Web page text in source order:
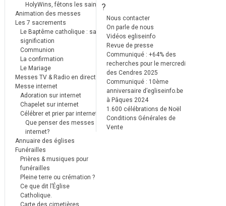
HolyWins, fêtons les saints !
Animation des messes
Les 7 sacrements
Le Baptême catholique : sa
signification
Communion
La confirmation
Le Mariage
Messes TV & Radio en direct
Messe internet
Adoration sur internet
Chapelet sur internet
Célébrer et prier par internet
Que penser des messes
internet?
Annuaire des églises
Funérailles
Prières & musiques pour
funérailles
Pleine terre ou crémation ?
Ce que dit l’Église
Catholique.
Carte des cimetières
?
Nous contacter
On parle de nous
Vidéos egliseinfo
Revue de presse
Communiqué : +64% des
recherches pour le mercredi
des Cendres 2025
Communiqué : 10ème
anniversaire d’egliseinfo.be
à Pâques 2024
1.600 célébrations de Noël
Conditions Générales de
Vente